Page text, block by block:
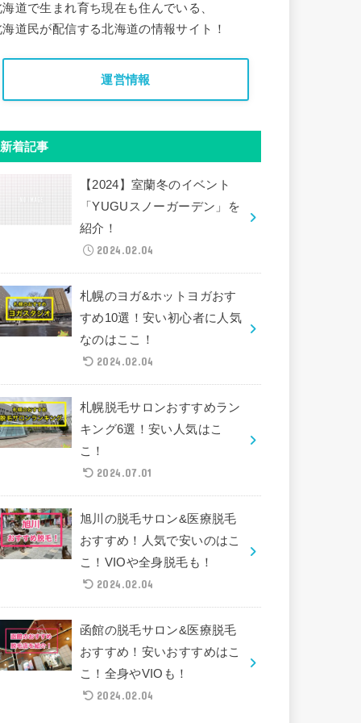
海道で生まれ育ち現在も住んでいる、
海道民が配信する北海道の情報サイト！
運営情報
新着記事
【2024】室蘭冬のイベント
「YUGUスノーガーデン」を
紹介！
2024.02.04
札幌のヨガ&ホットヨガおす
すめ10選！安い初心者に人気
なのはここ！
2024.02.04
札幌脱毛サロンおすすめラン
キング6選！安い人気はこ
こ！
2024.07.01
旭川の脱毛サロン&医療脱毛
おすすめ！人気で安いのはこ
こ！VIOや全身脱毛も！
2024.02.04
函館の脱毛サロン&医療脱毛
おすすめ！安いおすすめはこ
こ！全身やVIOも！
2024.02.04